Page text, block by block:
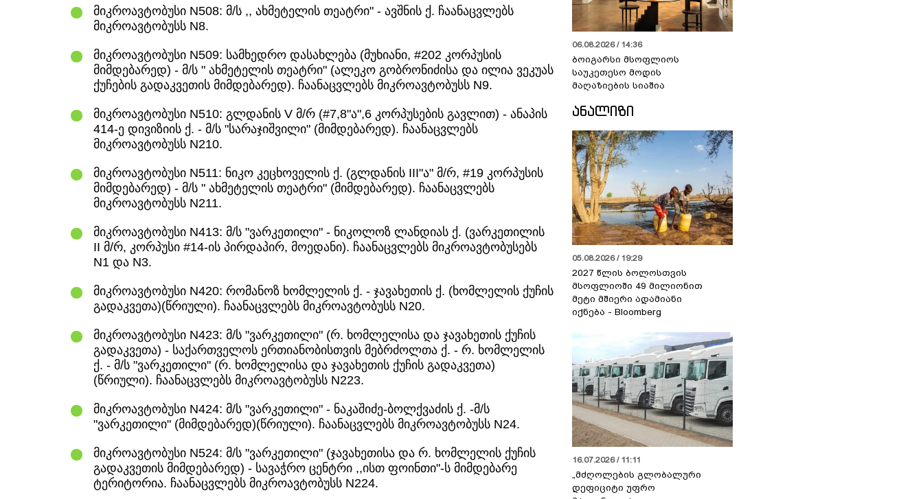
მიკროავტობუსი N508: მ/ს ,, ახმეტელის თეატრი" - ავშნის ქ. ჩაანაცვლებს
მიკროავტობუსს N8.
მიკროავტობუსი N509: სამხედრო დასახლება (მუხიანი, #202 კორპუსის
მიმდებარედ) - მ/ს " ახმეტელის თეატრი" (ალეკო გობრონიძისა და ილია ვეკუას
ქუჩების გადაკვეთის მიმდებარედ). ჩაანაცვლებს მიკროავტობუსს N9.
მიკროავტობუსი N510: გლდანის V მ/რ (#7,8"ა",6 კორპუსების გავლით) - ანაპის
414-ე დივიზიის ქ. - მ/ს "სარაჯიშვილი" (მიმდებარედ). ჩაანაცვლებს
მიკროავტობუსს N210.
მიკროავტობუსი N511: ნიკო კეცხოველის ქ. (გლდანის III"ა" მ/რ, #19 კორპუსის
მიმდებარედ) - მ/ს " ახმეტელის თეატრი" (მიმდებარედ). ჩაანაცვლებს
მიკროავტობუსს N211.
მიკროავტობუსი N413: მ/ს "ვარკეთილი" - ნიკოლოზ ლანდიას ქ. (ვარკეთილის
II მ/რ, კორპუსი #14-ის პირდაპირ, მოედანი). ჩაანაცვლებს მიკროავტობუსებს
N1 და N3.
მიკროავტობუსი N420: რომანოზ ხომლელის ქ. - ჯავახეთის ქ. (ხომლელის ქუჩის
გადაკვეთა)(წრიული). ჩაანაცვლებს მიკროავტობუსს N20.
მიკროავტობუსი N423: მ/ს "ვარკეთილი" (რ. ხომლელისა და ჯავახეთის ქუჩის
გადაკვეთა) - საქართველოს ერთიანობისთვის მებრძოლთა ქ. - რ. ხომლელის
ქ. - მ/ს "ვარკეთილი" (რ. ხომლელისა და ჯავახეთის ქუჩის გადაკვეთა)
(წრიული). ჩაანაცვლებს მიკროავტობუსს N223.
მიკროავტობუსი N424: მ/ს "ვარკეთილი" - ნაკაშიძე-ბოლქვაძის ქ. -მ/ს
"ვარკეთილი" (მიმდებარედ)(წრიული). ჩაანაცვლებს მიკროავტობუსს N24.
მიკროავტობუსი N524: მ/ს "ვარკეთილი" (ჯავახეთისა და რ. ხომლელის ქუჩის
გადაკვეთის მიმდებარედ) - სავაჭრო ცენტრი ,,ისთ ფოინთი"-ს მიმდებარე
ტერიტორია. ჩაანაცვლებს მიკროავტობუსს N224.
06.08.2026 / 14:36
ბოიგარსი მსოფლიოს
საუკეთესო მოდის
მაღაზიების სიაშია
ᲐᲜᲐᲚᲘᲖᲘ
05.08.2026 / 19:29
2027 წლის ბოლოსთვის
მსოფლიოში 49 მილიონით
მეტი მშიერი ადამიანი
იქნება - Bloomberg
16.07.2026 / 11:11
„მძღოლების გლობალური
დეფიციტი უფრო